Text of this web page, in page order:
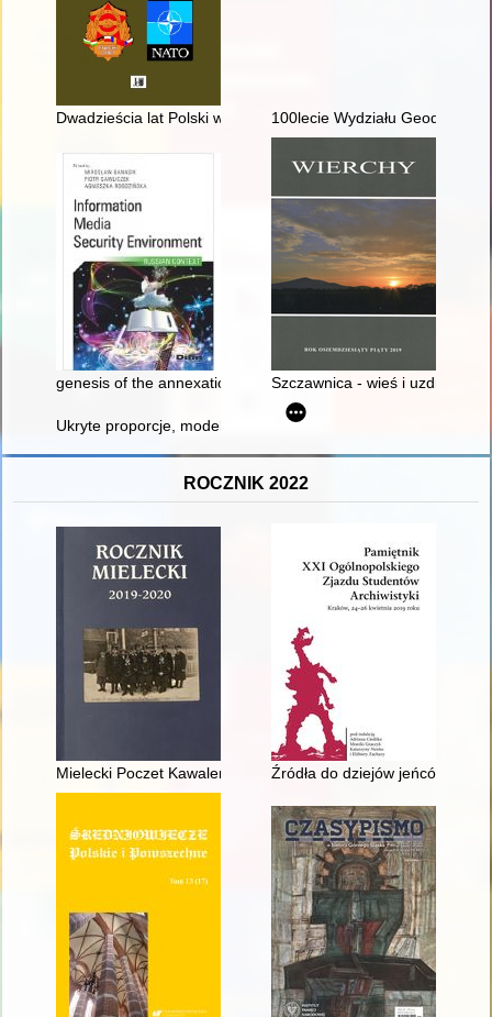
Dwadzieścia lat Polski w NATO 100lecie Wydziału Geodezji i
genesis of the annexation of the Crimea Peninsula and the
Szczawnica - wieś i
Ukryte proporcje, model 3D i makieta synagogi z Gąbina =
ROCZNIK 2022
Mielecki Poczet Kawalerów Orderu Virtuti Militari : Dąbrowski
Źródła do dziejów jeńców i